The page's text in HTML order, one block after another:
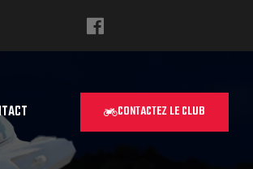
CONTACTEZ LE CLUB